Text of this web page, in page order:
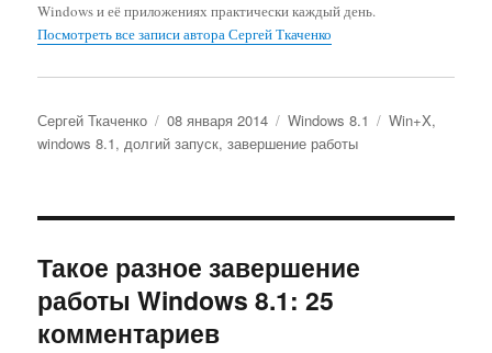
Windows и её приложениях практически каждый день.
Посмотреть все записи автора Сергей Ткаченко
Автор
Сергей Ткаченко Опубликовано
08 января 2014 Рубрики
Windows 8.1 Метки
Win+X,
windows 8.1,долгий запуск,завершение работы
Такое разное завершение
работы Windows 8.1: 25
комментариев